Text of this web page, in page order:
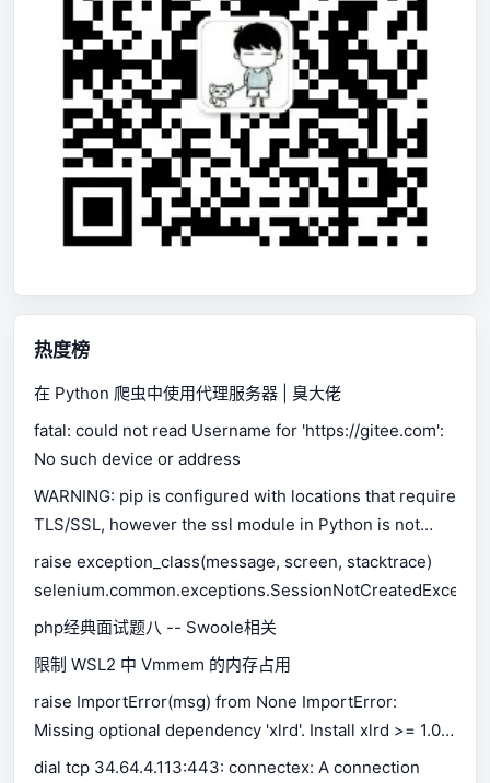
热度榜
在 Python 爬虫中使用代理服务器 | 臭大佬
fatal: could not read Username for 'https://gitee.com':
No such device or address
WARNING: pip is configured with locations that require
TLS/SSL, however the ssl module in Python is not
available.
raise exception_class(message, screen, stacktrace)
php经典面试题八 -- Swoole相关
限制 WSL2 中 Vmmem 的内存占用
raise ImportError(msg) from None ImportError:
Missing optional dependency 'xlrd'. Install xlrd >= 1.0.0
for Excel support Use pip or conda to install xlrd.
dial tcp 34.64.4.113:443: connectex: A connection